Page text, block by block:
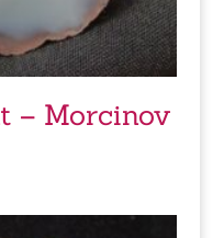
– Morcinov